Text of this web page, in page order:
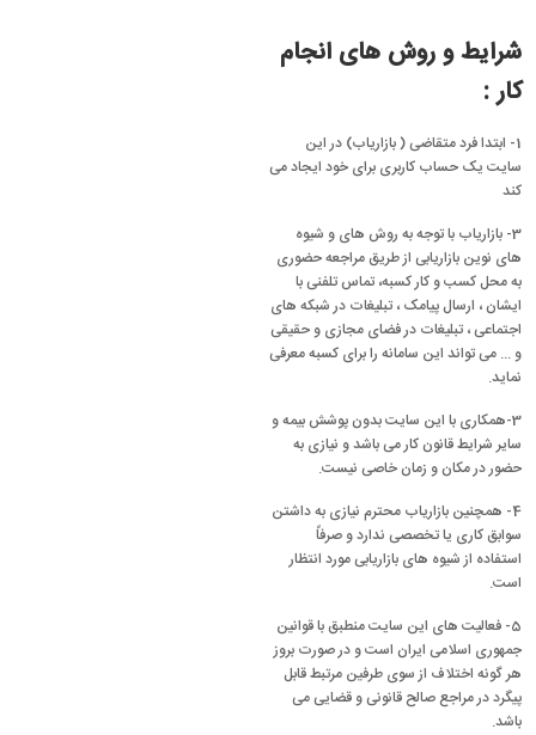
شرایط و روش های انجام
کار :
1- ابتدا فرد متقاضی ( بازاریاب) در این
سایت یک حساب کاربری برای خود ایجاد می
کند
3- بازاریاب با توجه به روش های و شیوه
های نوین بازاریابی از طریق مراجعه حضوری
به محل کسب و کار کسبه، تماس تلفنی با
ایشان ، ارسال پیامک ، تبلیغات در شبکه های
اجتماعی ، تبلیغات در فضای مجازی و حقیقی
و ... می تواند این سامانه را برای کسبه معرفی
نماید.
3-همکاری با این سایت بدون پوشش بیمه و
سایر شرایط قانون کار می باشد و نیازی به
حضور در مکان و زمان خاصی نیست.
4- همچنین بازاریاب محترم نیازی به داشتن
سوابق کاری یا تخصصی ندارد و صرفاً
استفاده از شیوه های بازاریابی مورد انتظار
است.
5- فعالیت های این سایت منطبق با قوانین
جمهوری اسلامی ایران است و در صورت بروز
هر گونه اختلاف از سوی طرفین مرتبط قابل
پیگرد در مراجع صالح قانونی و قضایی می
باشد.